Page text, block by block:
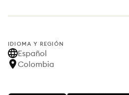
IDIOMA Y REGIÓN
Español
Colombia